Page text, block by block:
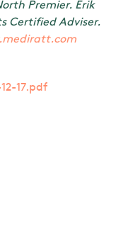
Premier. Erik
Certified Adviser.
17.pdf